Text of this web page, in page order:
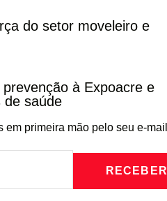
do setor moveleiro e
à Expoacre e
de saúde
primeira mão pelo seu e-mail
RECEBER